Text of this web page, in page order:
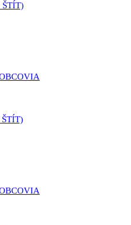
ŠTÍT)